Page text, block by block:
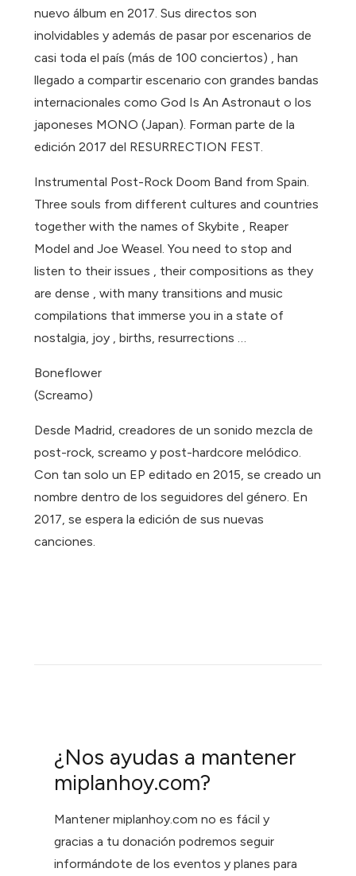
nuevo álbum en 2017. Sus directos son
inolvidables y además de pasar por escenarios de
casi toda el país (más de 100 conciertos) , han
llegado a compartir escenario con grandes bandas
internacionales como God Is An Astronaut o los
japoneses MONO (Japan). Forman parte de la
edición 2017 del RESURRECTION FEST.
Instrumental Post-Rock Doom Band from Spain.
Three souls from different cultures and countries
together with the names of Skybite , Reaper
Model and Joe Weasel. You need to stop and
listen to their issues , their compositions as they
are dense , with many transitions and music
compilations that immerse you in a state of
nostalgia, joy , births, resurrections …
Boneflower
(Screamo)
Desde Madrid, creadores de un sonido mezcla de
post-rock, screamo y post-hardcore melódico.
Con tan solo un EP editado en 2015, se creado un
nombre dentro de los seguidores del género. En
2017, se espera la edición de sus nuevas
canciones.
¿Nos ayudas a mantener
miplanhoy.com?
Mantener miplanhoy.com no es fácil y
gracias a tu donación podremos seguir
informándote de los eventos y planes para